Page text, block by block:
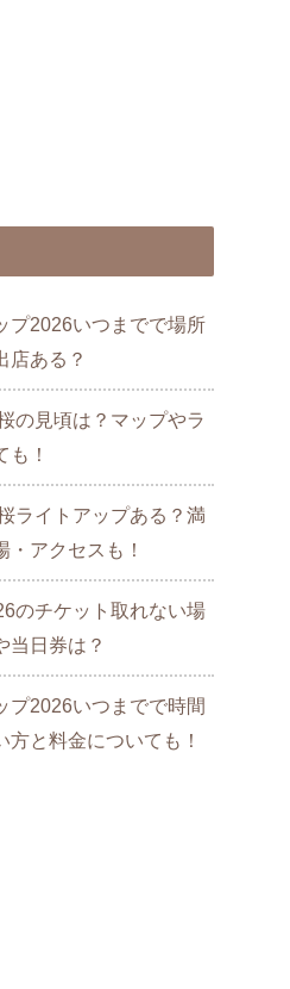
プ2026いつまでで場所
店ある？
の見頃は？マップやラ
も！
ライトアップある？満
・アクセスも！
のチケット取れない場
当日券は？
プ2026いつまでで時間
方と料金についても！